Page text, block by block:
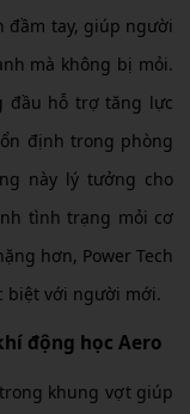
đầm tay, giúp người
mà không bị mỏi.
đầu hỗ trợ tăng lực
định trong phòng
này lý tưởng cho
tình trạng mỏi cơ
hơn, Power Tech
biệt với người mới.
động học Aero
khung vợt giúp